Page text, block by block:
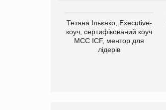
Тетяна Ільєнко, Executive-
коуч, сертифікований коуч
МСС ICF, ментор для
лідерів